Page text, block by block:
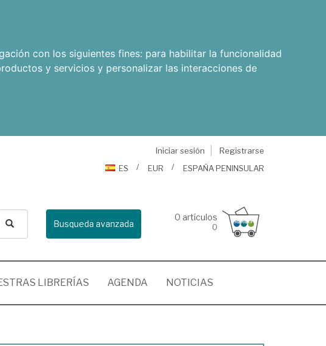
con los siguientes fines: para habilitar la funcionalidad
y servicios y personalizar las interacciones de
Iniciar sesión
Registrarse
ES
EUR ESPAÑA PENINSULAR
Busqueda avanzada
0 artículos
0
LIBRERÍAS AGENDA NOTICIAS